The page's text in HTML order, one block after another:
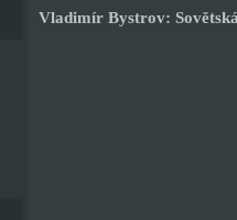
Vladimír Bystrov: